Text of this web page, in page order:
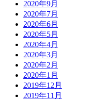
2020年9月
2020年7月
2020年6月
2020年5月
2020年4月
2020年3月
2020年2月
2020年1月
2019年12月
2019年11月